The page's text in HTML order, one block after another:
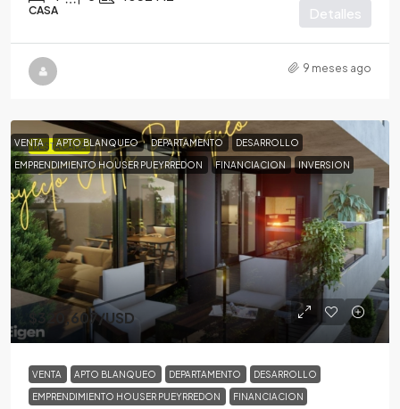
CASA Detalles
9 meses ago
DESTACADA
VENTA APTO BLANQUEO DEPARTAMENTO DESARROLLO
EMPRENDIMIENTO HOUSER PUEYRREDON FINANCIACION INVERSION
$320,607/USD
VENTA APTO BLANQUEO DEPARTAMENTO DESARROLLO
EMPRENDIMIENTO HOUSER PUEYRREDON FINANCIACION